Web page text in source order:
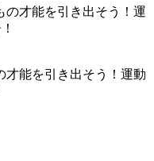
才能を引き出そう！運動